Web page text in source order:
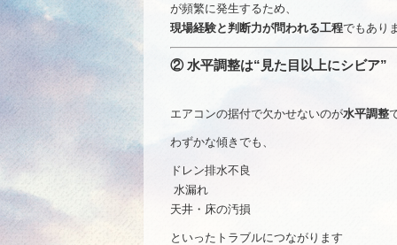
が頻繁に発生するため、
現場経験と判断力が問われる工程でもあり
② 水平調整は“見た目以上にシビア”
エアコンの据付で欠かせないのが水平調整
わずかな傾きでも、
ドレン排水不良
水漏れ
天井・床の汚損
といったトラブルにつながります